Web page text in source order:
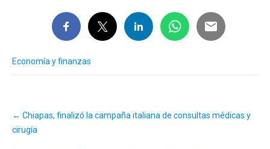
Economía y finanzas
navigation
← Chiapas, finalizó la campaña italiana de consultas médicas y
cirugía